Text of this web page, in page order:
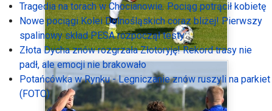
Tragedia na torach w Chocianowie. Pociąg potrącił kobietę
Nowe pociągi Kolei Dolnośląskich coraz bliżej! Pierwszy
spalinowy skład PESA rozpoczął testy
Złota Dycha znów rozgrzała Złotoryję! Rekord trasy nie
padł, ale emocji nie brakowało
Potańcówka w Rynku - Legniczanie znów ruszyli na parkiet
(FOTO)